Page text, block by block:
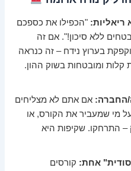
"הכפילו את כספכם
ללא סיכון!". אם זה
בערוץ נידח – זה כנראה
קלות ומובטחות בשוק ההון.
החברה: אם אתם לא מצליחים
מי שמעביר את הקורס, או
התרחקו. שקיפות היא
אחת: קורסים